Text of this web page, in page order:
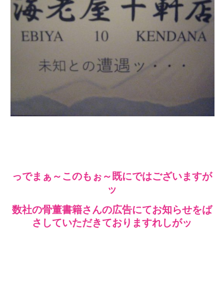
っでまぁ～このもぉ～既にではございますが
ッ
数社の骨董書籍さんの広告にてお知らせをば
さしていただきておりますれしがッ